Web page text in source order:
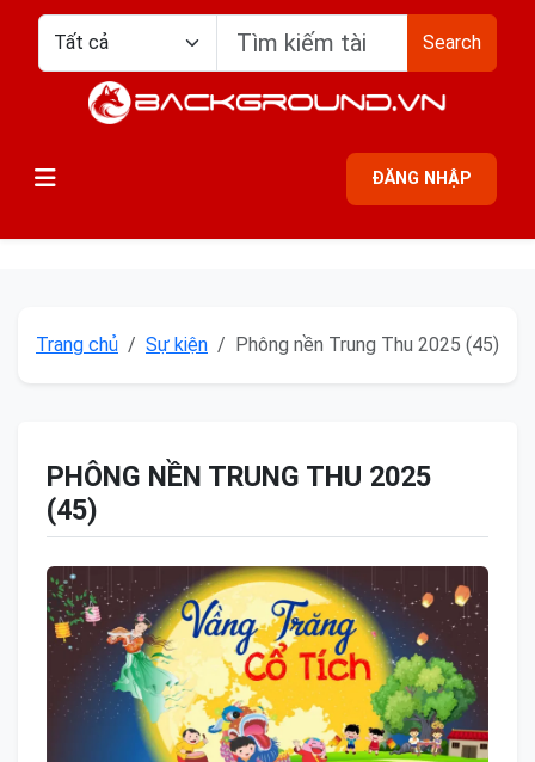
Search
ĐĂNG NHẬP
Trang chủ Sự kiện Phông nền Trung Thu 2025 (45)
PHÔNG NỀN TRUNG THU 2025
(45)